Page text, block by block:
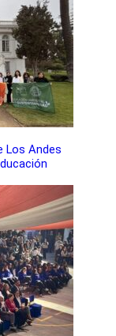
Los Andes